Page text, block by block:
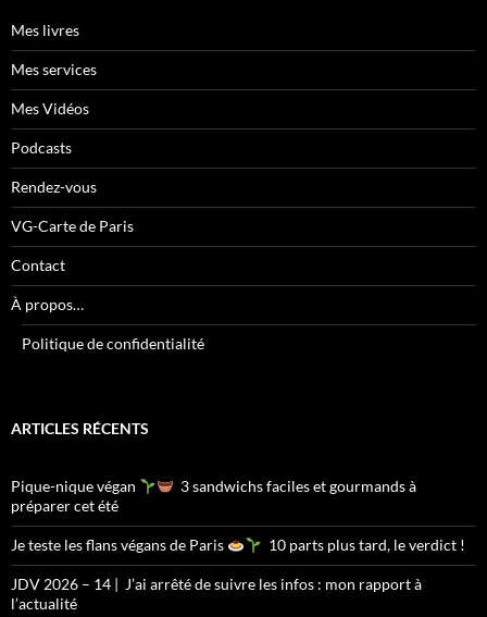
Mes livres
Mes services
Mes Vidéos
Podcasts
Rendez-vous
VG-Carte de Paris
Contact
À propos…
Politique de confidentialité
ARTICLES RÉCENTS
Pique-nique végan
3 sandwichs faciles et gourmands à
préparer cet été
Je teste les flans végans de Paris 10 parts plus tard, le verdict !
JDV 2026 – 14 | J’ai arrêté de suivre les infos : mon rapport à
l’actualité